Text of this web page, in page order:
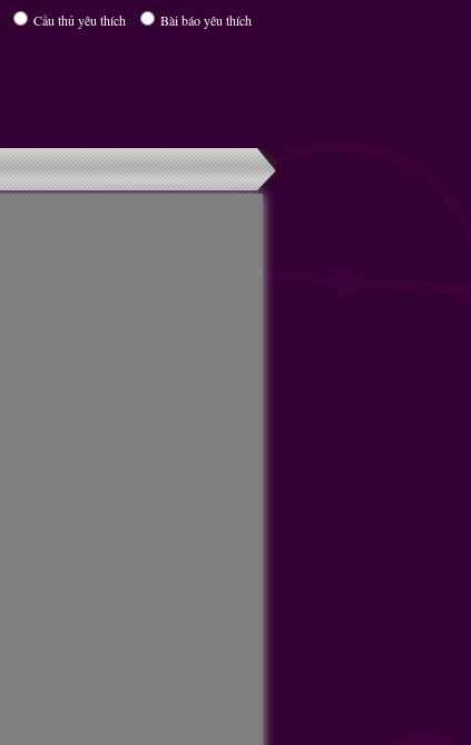
Cầu thủ yêu thích Bài báo yêu thích